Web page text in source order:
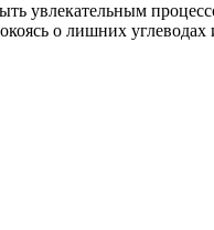
увлекательным
о лишних